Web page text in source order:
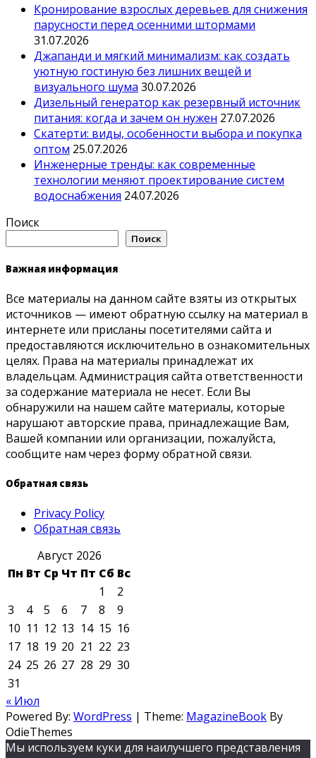
Кронирование взрослых деревьев для снижения
парусности перед осенними штормами
31.07.2026
Джапанди и мягкий минимализм: как создать
уютную гостиную без лишних вещей и
визуального шума 30.07.2026
Дизельный генератор как резервный источник
питания: когда и зачем он нужен 27.07.2026
Скатерти: виды, особенности выбора и покупка
оптом 25.07.2026
Инженерные тренды: как современные
технологии меняют проектирование систем
водоснабжения 24.07.2026
Поиск
Поиск
Важная информация
Все материалы на данном сайте взяты из открытых
источников — имеют обратную ссылку на материал в
интернете или присланы посетителями сайта и
предоставляются исключительно в ознакомительных
целях. Права на материалы принадлежат их
владельцам. Администрация сайта ответственности
за содержание материала не несет. Если Вы
обнаружили на нашем сайте материалы, которые
нарушают авторские права, принадлежащие Вам,
Вашей компании или организации, пожалуйста,
сообщите нам через форму обратной связи.
Обратная связь
Privacy Policy
Обратная связь
Август 2026
Пн Вт Ср Чт Пт Сб Вс
1
2
3
4 5 6 7 8
9
10 11 12 13 14 15 16
17 18 19 20 21 22 23
24 25 26 27 28 29 30
31
« Июл
Powered By: WordPress | Theme: MagazineBook By
OdieThemes
Мы используем куки для наилучшего представления